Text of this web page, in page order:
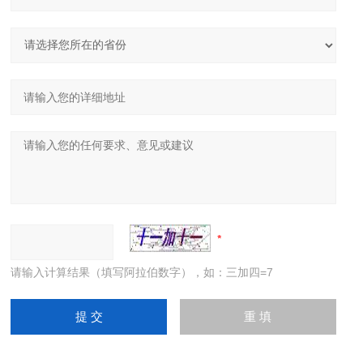
请输入计算结果（填写阿拉伯数字），如：三加四=7